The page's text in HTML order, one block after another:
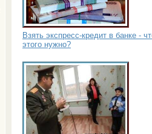
Взять экспресс-кредит в банке -
этого нужно?